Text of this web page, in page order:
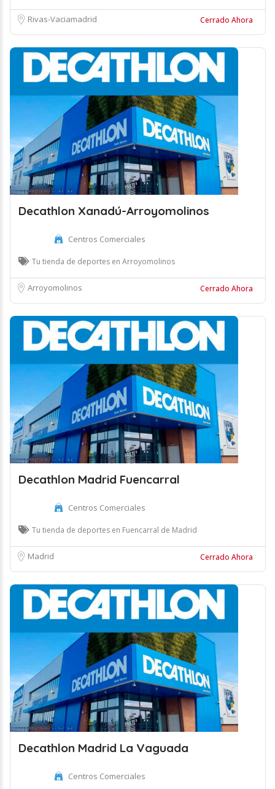
Rivas-Vaciamadrid Cerrado Ahora
Decathlon Xanadú-Arroyomolinos
Centros Comerciales
Tu tienda de deportes en Arroyomolinos
Arroyomolinos Cerrado Ahora
Decathlon Madrid Fuencarral
Centros Comerciales
Tu tienda de deportes en Fuencarral de Madrid
Madrid Cerrado Ahora
Decathlon Madrid La Vaguada
Centros Comerciales